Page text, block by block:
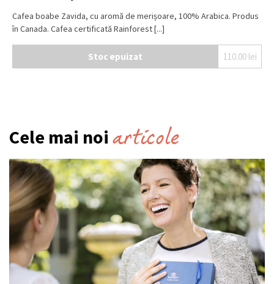
Cafea boabe Zavida, cu aromă de merișoare, 100% Arabica. Produs
în Canada. Cafea certificată Rainforest [...]
Stoc epuizat 110.00 lei
Cele mai noi articole